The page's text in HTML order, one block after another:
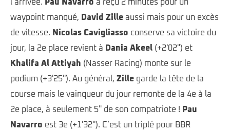
l’arrivée. Pau Navarro a reçu 2 minutes pour un
waypoint manqué, David Zille aussi mais pour un excès
de vitesse. Nicolas Cavigliasso conserve sa victoire du
jour, la 2e place revient à Dania Akeel (+2'02'') et
Khalifa Al Attiyah (Nasser Racing) monte sur le
podium (+3'25''). Au général, Zille garde la tête de la
course mais le vainqueur du jour remonte de la 4e à la
2e place, à seulement 5'' de son compatriote ! Pau
Navarro est 3e (+1'32''). C’est un triplé pour BBR